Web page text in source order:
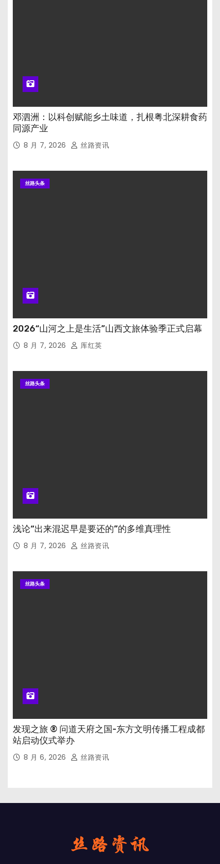
邓泗洲：以科创赋能乡土味道，扎根粤北深耕食药
同源产业
8 月 7, 2026 丝路资讯
丝路头条
2026“山河之上是生活”山西文旅体验季正式启幕
8 月 7, 2026 厍红英
丝路头条
浅论“出来混迟早是要还的”的多维真理性
8 月 7, 2026 丝路资讯
丝路头条
发现之旅 ® 问道天府之国-东方文明传播工程成都
站启动仪式举办
8 月 6, 2026 丝路资讯